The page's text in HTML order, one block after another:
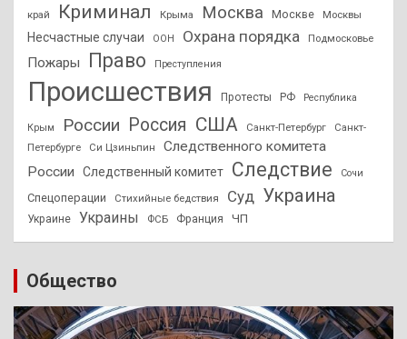
край Криминал Крыма Москва Москве Москвы
Несчастные случаи ООН Охрана порядка Подмосковье
Пожары Право Преступления
Происшествия Протесты РФ Республика
Крым России Россия США Санкт-Петербург
Санкт-
Петербурге
Си Цзиньпин
Следственного комитета
России
Следственный комитет Следствие Сочи
Спецоперации Стихийные бедствия Суд Украина
Украине Украины ФСБ Франция ЧП
Общество